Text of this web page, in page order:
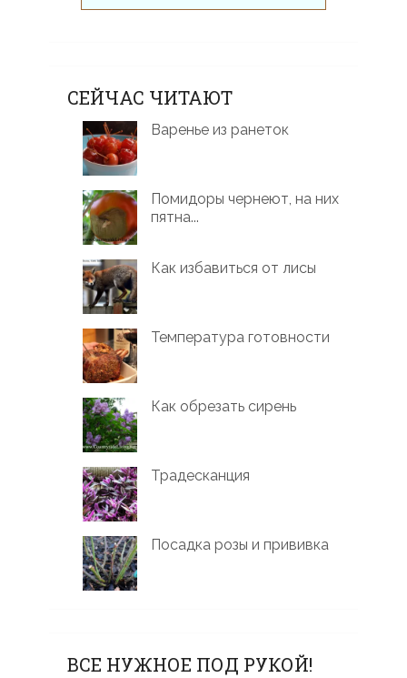
СЕЙЧАС ЧИТАЮТ
Варенье из ранеток
Помидоры чернеют, на них
пятна...
Как избавиться от лисы
Температура готовности
Как обрезать сирень
Традесканция
Посадка розы и прививка
ВСЕ НУЖНОЕ ПОД РУКОЙ!